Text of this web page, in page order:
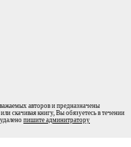
авторов и предназначены
скачивая книгу, Вы обязуетесь в течении
пишите админитратору